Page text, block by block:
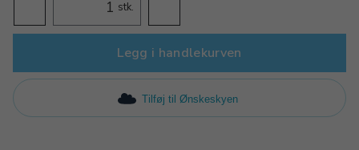
stk.
Legg i handlekurven
Tilføj til Ønskeskyen